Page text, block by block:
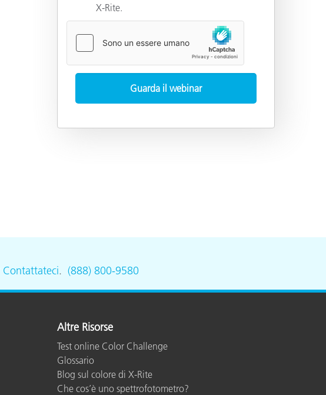
X-Rite.
Contattateci. (888) 800-9580
Altre Risorse
Test online Color Challenge
Glossario
Blog sul colore di X-Rite
Che cos’è uno spettrofotometro?